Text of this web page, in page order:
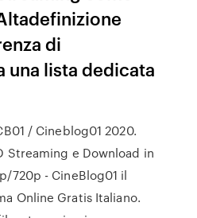
di
una lista dedicata
/ Cineblog01 2020.
Streaming e Download in
720p - CineBlog01 il
Online Gratis Italiano.